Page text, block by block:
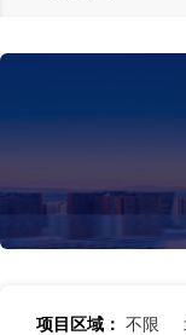
项目区域： 不限